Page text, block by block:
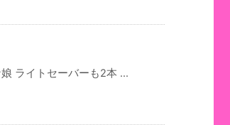
ライトセーバーも2本 ...